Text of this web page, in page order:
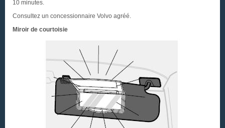
10 minutes.
Consultez un concessionnaire Volvo agréé.
Miroir de courtoisie